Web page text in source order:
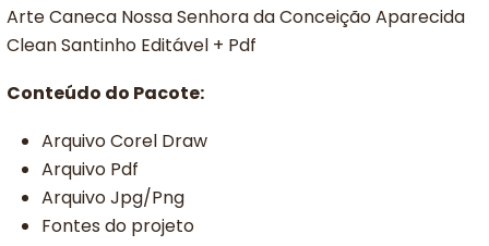
Arte Caneca Nossa Senhora da Conceição Aparecida
Clean Santinho Editável + Pdf
Conteúdo do Pacote:
Arquivo Corel Draw
Arquivo Pdf
Arquivo Jpg/Png
Fontes do projeto